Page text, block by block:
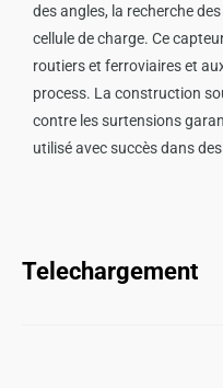
des angles, la recherche
cellule de charge. Ce
routiers et ferroviaires et
process. La construction
contre les surtensions
utilisé avec succès dans
Telechargement